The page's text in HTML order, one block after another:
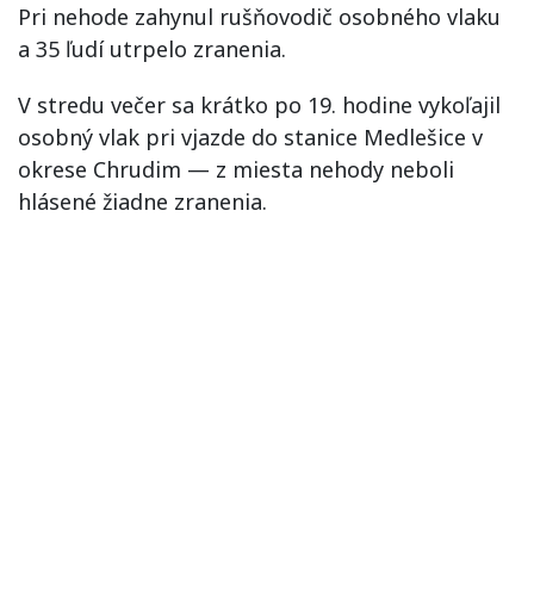
Pri nehode zahynul rušňovodič osobného vlaku
a 35 ľudí utrpelo zranenia.
V stredu večer sa krátko po 19. hodine vykoľajil
osobný vlak pri vjazde do stanice Medlešice v
okrese Chrudim — z miesta nehody neboli
hlásené žiadne zranenia.